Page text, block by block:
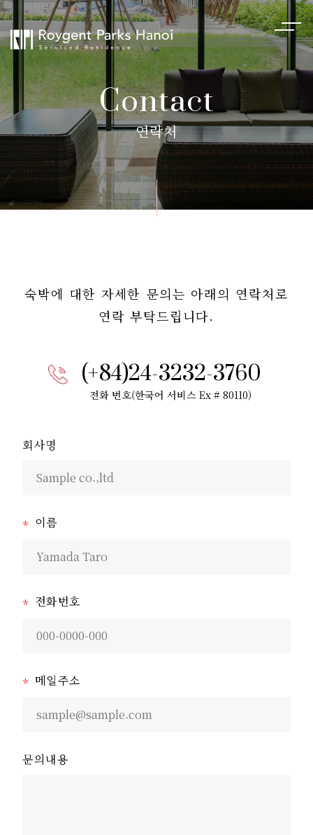
Contact
연락처
숙박에 대한 자세한 문의는 아래의 연락처로
연락 부탁드립니다.
(+84)24-3232-3760
전화 번호(한국어 서비스 Ex # 80110)
회사명
* 이름
* 전화번호
* 메일주소
문의내용